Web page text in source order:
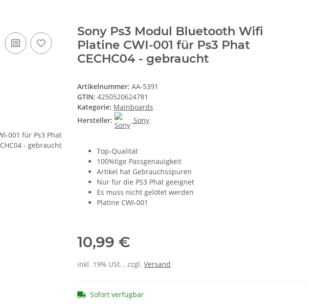
Sony Ps3 Modul Bluetooth Wifi
Platine CWI-001 für Ps3 Phat
CECHC04 - gebraucht
Artikelnummer: AA-5391
GTIN: 4250520624781
Kategorie: Mainboards
Hersteller:
Sony
Top-Qualität
100%tige Passgenauigkeit
Artikel hat Gebrauchsspuren
Nur für die PS3 Phat geeignet
Es muss nicht gelötet werden
Platine CWI-001
10,99 €
inkl. 19% USt. , zzgl. Versand
Sofort verfügbar